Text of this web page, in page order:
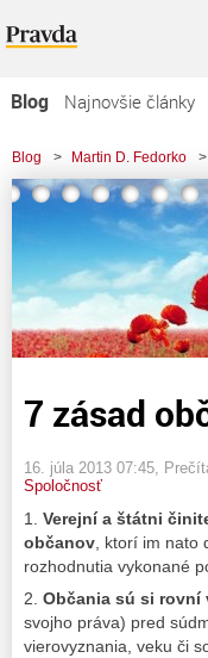
Blog
Najnovšie články
Najčítanejšie články
Najkomentovanejšie
Komerčné blogy
Blog > Martin D. Fedorko >
7 zásad
16. júla 2013 07:45 ,
Spoločnosť
1. Verejní a štátni
občanov , ktorí im
rozhodnutia vykonané
2. Občania sú si rovní
svojho práva) pred
vierovyznania, veku či